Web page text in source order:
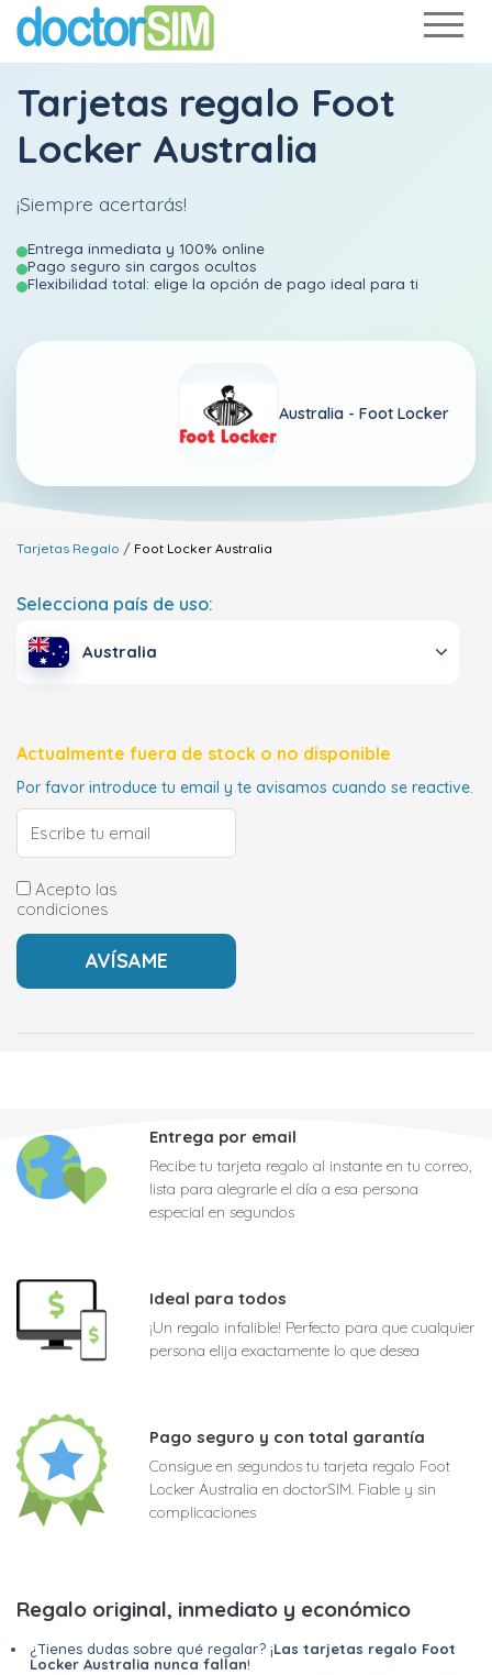
Tarjetas regalo Foot
Locker Australia
¡Siempre acertarás!
Entrega inmediata y 100% online
Pago seguro sin cargos ocultos
Flexibilidad total: elige la opción de pago ideal para ti
Australia - Foot Locker
Tarjetas Regalo Foot Locker Australia
Selecciona país de uso:
Australia
Actualmente fuera de stock o no disponible
Por favor introduce tu email y te avisamos cuando se reactive.
Acepto las
condiciones
Entrega por email
Recibe tu tarjeta regalo al instante en tu correo,
lista para alegrarle el día a esa persona
especial en segundos
Ideal para todos
¡Un regalo infalible! Perfecto para que cualquier
persona elija exactamente lo que desea
Pago seguro y con total garantía
Consigue en segundos tu tarjeta regalo Foot
Locker Australia en doctorSIM. Fiable y sin
complicaciones
Regalo original, inmediato y económico
¿Tienes dudas sobre qué regalar? ¡Las tarjetas regalo Foot
Locker Australia nunca fallan!